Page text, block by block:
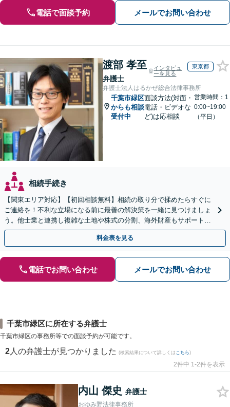
電話で面談予約 メールでお問い合わせ
渡部 孝至
弁護士
インタビュ
ーを見る
東京都
弁護士法人はるかぜ総合法律事務所
千葉市緑区
からも相談
受付中
面談方法(対面・
電話・ビデオな
ど)は応相談
営業時間：1
0:00~19:00
（平日）
相続手続き
【関東エリア対応】【初回相談無料】相続の取り分で揉めたらすぐに
ご連絡を！不利な立場になる前に最善の解決策を一緒に見つけましょ
う。他士業と連携し複雑な土地や株式の分割、海外財産もサポート。
どんな些細な疑問でも構いません。お気軽にご相談ください
料金表を見る
電話でお問い合わせ メールでお問い合わせ
千葉市緑区に所在する弁護士
千葉市緑区の事務所等での面談予約が可能です。
2 人の弁護士が見つかりました (検索結果について詳しくは こちら)
2件中 1-2件を表示
内山 傑史 弁護士
おゆみ野法律事務所